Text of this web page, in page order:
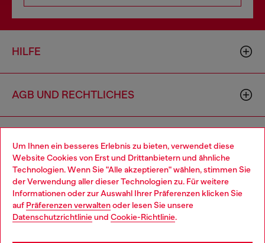
Um Ihnen ein besseres Erlebnis zu bieten, verwendet diese
Website Cookies von Erst und Drittanbietern und ähnliche
Technologien. Wenn Sie "Alle akzeptieren" wählen, stimmen Sie
der Verwendung aller dieser Technologien zu. Für weitere
Informationen oder zur Auswahl Ihrer Präferenzen klicken Sie
auf Präferenzen verwaltenoder lesen Sie unsere
Datenschutzrichtlinieund Cookie-Richtlinie.
HILFE
AGB UND RECHTLICHES
CORPORATE
Choose your location
You are currently browsing Österreich website, but it seems you
may be based in United States